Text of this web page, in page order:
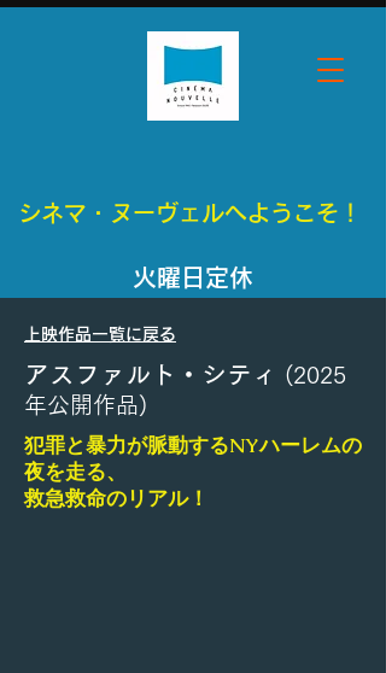
シネマ・ヌーヴェルへようこそ！
​火曜日定休
​上映作品一覧に戻る
アスファルト・シティ
(2025
年公開作品)
犯罪と暴力が脈動するNYハーレムの
夜を走る、
​救急救命のリアル！